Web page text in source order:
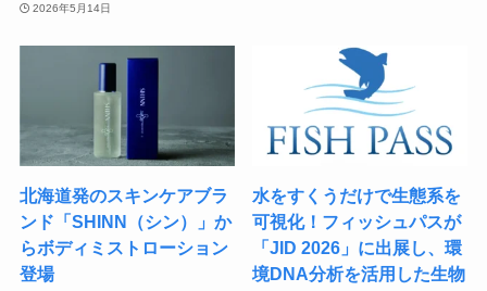
2026年5月14日
北海道発のスキンケアブラ
ンド「SHINN（シン）」か
らボディミストローション
登場
水をすくうだけで生態系を
可視化！フィッシュパスが
「JID 2026」に出展し、環
境DNA分析を活用した生物